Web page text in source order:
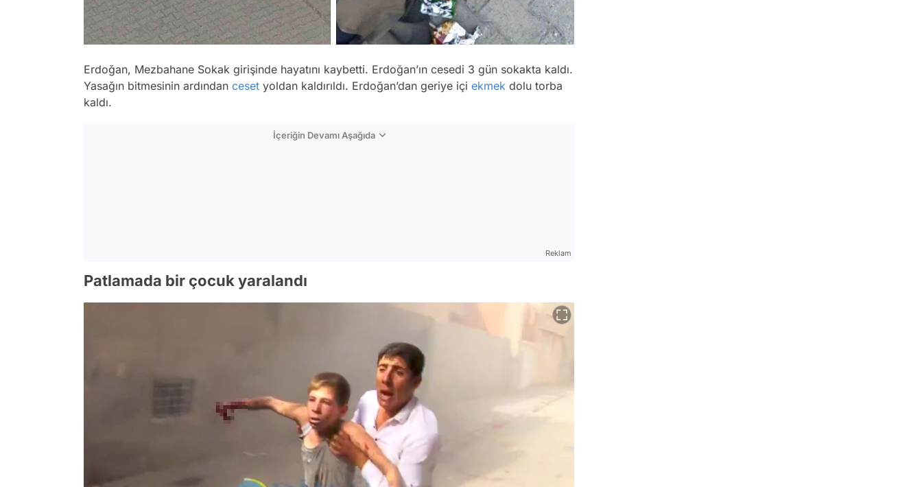
Erdoğan, Mezbahane Sokak girişinde hayatını kaybetti. Erdoğan’ın cesedi 3 gün sokakta kaldı.
Yasağın bitmesinin ardından ceset yoldan kaldırıldı. Erdoğan’dan geriye içi ekmek dolu torba
kaldı.
İçeriğin Devamı Aşağıda
Reklam
Patlamada bir çocuk yaralandı